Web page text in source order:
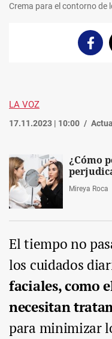
Crema para el contorno de
LA VOZ
17.11.2023 | 10:00
¿Cómo
Mireya Roca
El tiempo no
los cuidados
faciales, como
necesitan
para minimizar